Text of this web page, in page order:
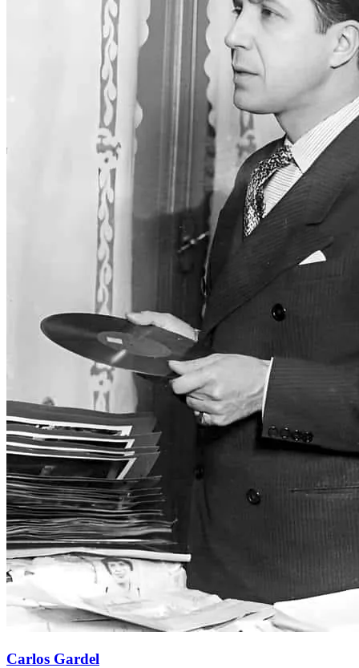
Carlos Gardel